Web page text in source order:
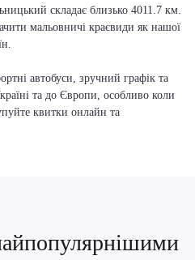
складає близько 4011.7 км.
мальовничі краєвиди як нашої
автобуси, зручний графік та
та до Європи, особливо коли
квитки онлайн та